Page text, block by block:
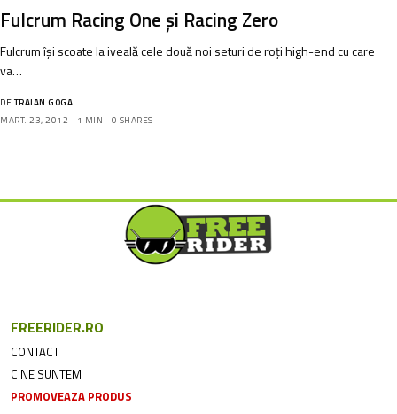
Fulcrum Racing One și Racing Zero
Fulcrum își scoate la iveală cele două noi seturi de roți high-end cu care
va…
DE TRAIAN GOGA
MART. 23, 2012
1 MIN 0 SHARES
FREERIDER.RO
CONTACT
CINE SUNTEM
PROMOVEAZA PRODUS